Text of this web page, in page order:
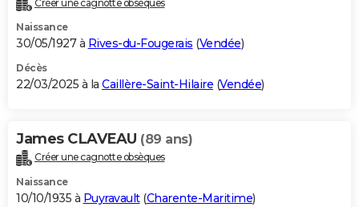
Créer une cagnotte obsèques
Naissance
30/05/1927 à Rives-du-Fougerais (Vendée)
Décès
22/03/2025 à la Caillère-Saint-Hilaire (Vendée)
James CLAVEAU (89 ans)
Créer une cagnotte obsèques
Naissance
10/10/1935 à Puyravault(Charente-Maritime)